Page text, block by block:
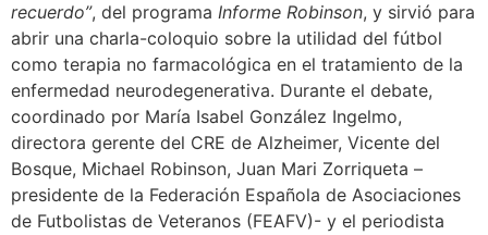
recuerdo”, del programa Informe Robinson, y sirvió para
abrir una charla-coloquio sobre la utilidad del fútbol
como terapia no farmacológica en el tratamiento de la
enfermedad neurodegenerativa. Durante el debate,
coordinado por María Isabel González Ingelmo,
directora gerente del CRE de Alzheimer, Vicente del
Bosque, Michael Robinson, Juan Mari Zorriqueta –
presidente de la Federación Española de Asociaciones
de Futbolistas de Veteranos (FEAFV)- y el periodista